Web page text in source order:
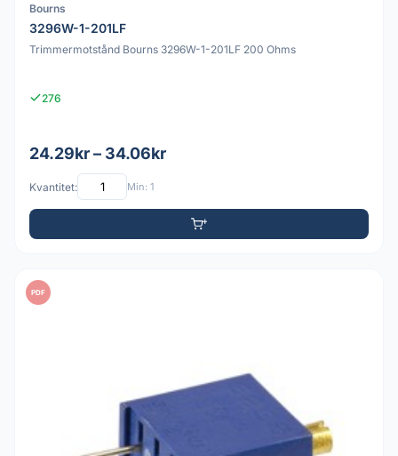
Bourns
3296W-1-201LF
Trimmermotstånd Bourns 3296W-1-201LF 200 Ohms
276
24.29kr – 34.06kr
Kvantitet: Min: 1
PDF